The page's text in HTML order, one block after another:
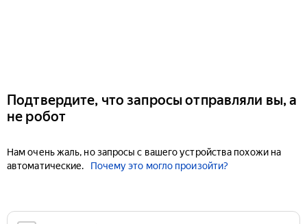
Подтвердите, что запросы отправляли вы, а
не робот
Нам очень жаль, но запросы с вашего устройства похожи на
автоматические.
Почему это могло произойти?